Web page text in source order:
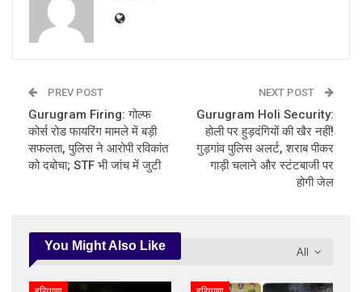
PREV POST
Gurugram Firing: गोल्फ
कोर्स रोड फायरिंग मामले में बड़ी
सफलता, पुलिस ने आरोपी रविकांत
को दबोचा; STF भी जांच में जुटी
NEXT POST
Gurugram Holi Security:
होली पर हुड़दंगियों की खैर नहीं!
गुड़गांव पुलिस अलर्ट, शराब पीकर
गाड़ी चलाने और स्टंटबाजी पर
होगी जेल
All
You Might Also Like